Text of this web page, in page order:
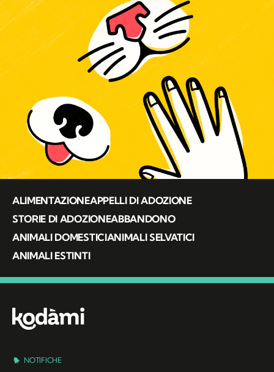
ALIMENTAZIONEAPPELLI DI ADOZIONE
STORIE DI ADOZIONEABBANDONO
ANIMALI DOMESTICIANIMALI SELVATICI
ANIMALI ESTINTI
NOTIFICHE